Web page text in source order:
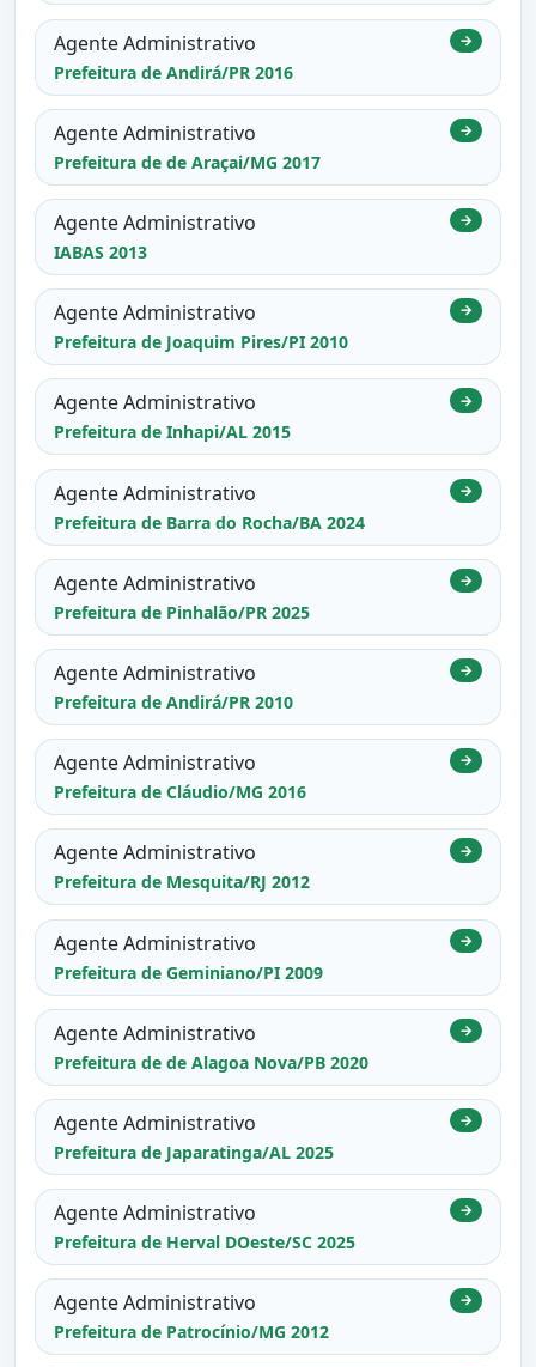
Agente Administrativo
Prefeitura de Andirá/PR 2016
→
Agente Administrativo
Prefeitura de de Araçai/MG 2017
→
Agente Administrativo
IABAS 2013
→
Agente Administrativo
Prefeitura de Joaquim Pires/PI 2010
→
Agente Administrativo
Prefeitura de Inhapi/AL 2015
→
Agente Administrativo
Prefeitura de Barra do Rocha/BA 2024
→
Agente Administrativo
Prefeitura de Pinhalão/PR 2025
→
Agente Administrativo
Prefeitura de Andirá/PR 2010
→
Agente Administrativo
Prefeitura de Cláudio/MG 2016
→
Agente Administrativo
Prefeitura de Mesquita/RJ 2012
→
Agente Administrativo
Prefeitura de Geminiano/PI 2009
→
Agente Administrativo
Prefeitura de de Alagoa Nova/PB 2020
→
Agente Administrativo
Prefeitura de Japaratinga/AL 2025
→
Agente Administrativo
Prefeitura de Herval DOeste/SC 2025
→
Agente Administrativo
Prefeitura de Patrocínio/MG 2012
→